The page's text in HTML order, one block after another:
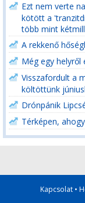
Ezt nem verte
kötött a
több mint
A rekkenő
Még egy
Visszafordult a
költöttünk
Drónpánik
Térképen,
Kapcsolat•